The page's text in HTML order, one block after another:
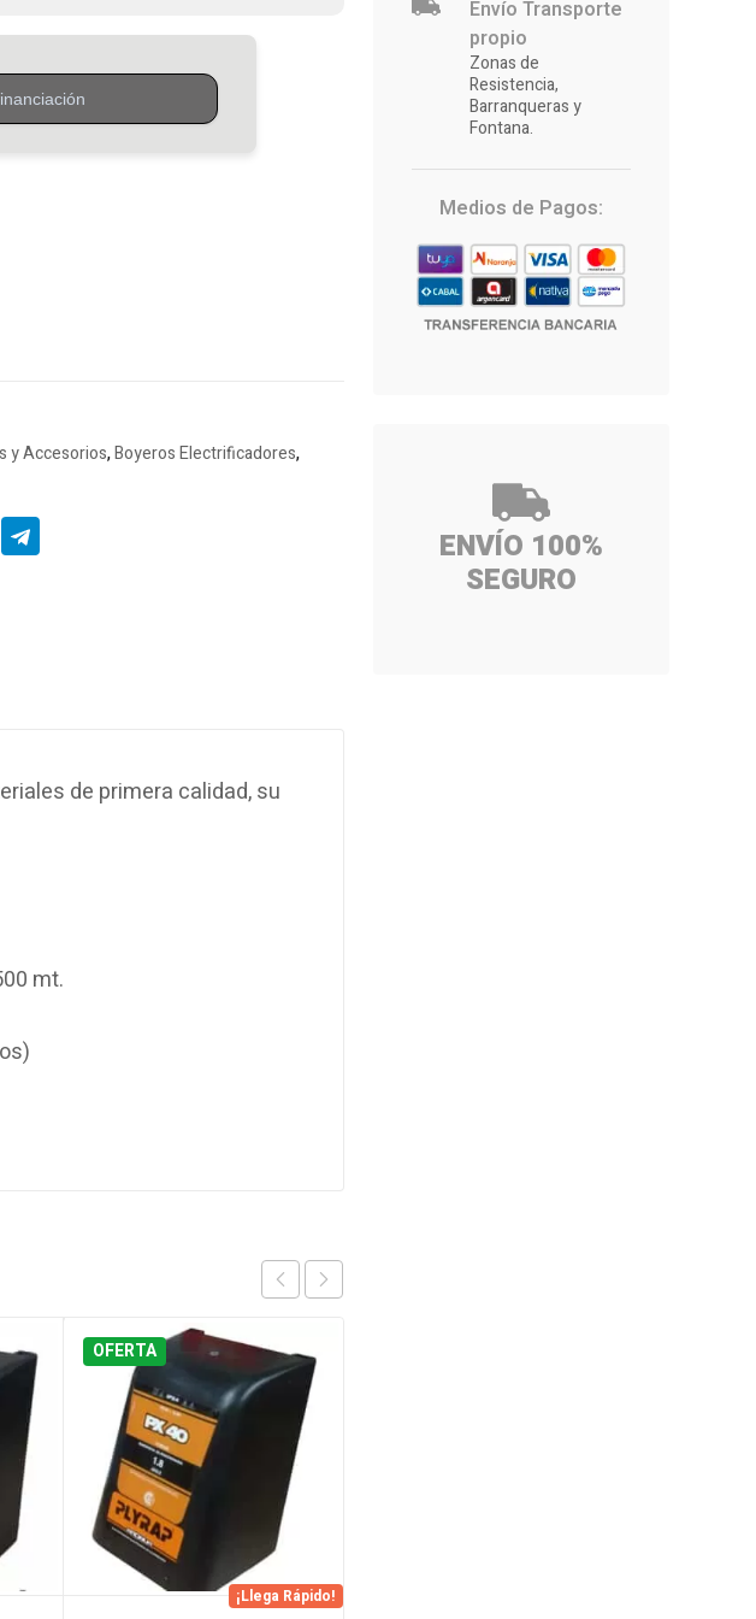
y Accesorios,Boyeros Electrificadores,
de primera calidad, su
mt.
OFERTA
¡Llega Rápido!
Envío Transporte
propio
Zonas de
Resistencia,
Barranqueras y
Fontana.
Medios de Pagos:
ENVÍO 100%
SEGURO